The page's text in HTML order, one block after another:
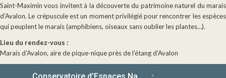
Saint-Maximin vous invitent à la découverte du patrimoine naturel du marais
d’Avalon. Le crépuscule est un moment privilégié pour rencontrer les espèces
qui peuplent le marais (amphibiens, oiseaux sans oublier les plantes…).
Lieu du rendez-vous :
Marais d’Avalon, aire de pique-nique près de l’étang d’Avalon